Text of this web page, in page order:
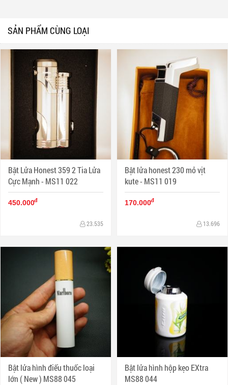
SẢN PHẨM CÙNG LOẠI
Bật Lửa Honest 359 2 Tia Lửa
Cực Mạnh - MS11 022
450.000đ
23.535
Bật lửa honest 230 mỏ vịt
kute - MS11 019
170.000đ
13.696
Bật lửa hình điếu thuốc loại
lớn ( New ) MS88 045
Bật lửa hình hộp kẹo EXtra
MS88 044